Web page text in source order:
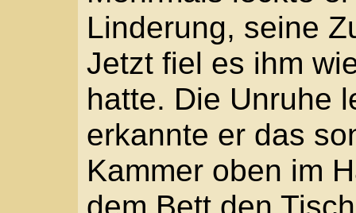
steigen.“ Die Lippen
Großvater, Spinnen
Riesen an der Wand
kommen nie her. “ Er
…“
Mario drehte den
Lampe dicht ans